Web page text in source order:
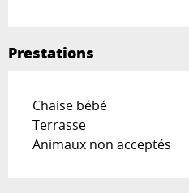
Prestations
Chaise bébé
Terrasse
Animaux non acceptés